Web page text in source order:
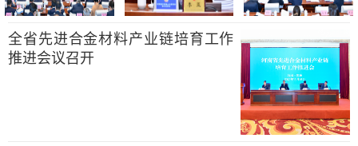
全省先进合金材料产业链培育工作
推进会议召开